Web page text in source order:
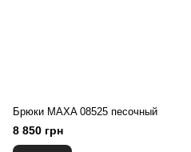
Брюки MAXA 08525 песочный
8 850 грн